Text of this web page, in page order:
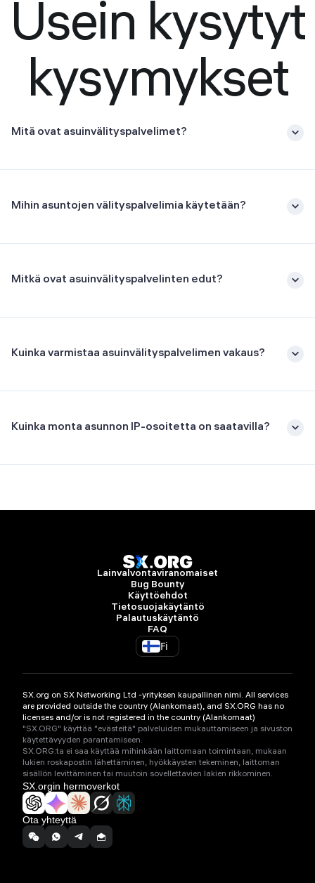
Usein kysytyt
kysymykset
Mitä ovat asuinvälityspalvelimet?
Mihin asuntojen välityspalvelimia käytetään?
Mitkä ovat asuinvälityspalvelinten edut?
Kuinka varmistaa asuinvälityspalvelimen vakaus?
Kuinka monta asunnon IP-osoitetta on saatavilla?
Lainvalvontaviranomaiset
Bug Bounty
Käyttöehdot
Tietosuojakäytäntö
Palautuskäytäntö
FAQ
Fi
SX.org on SX Networking Ltd -yrityksen kaupallinen nimi. All services
are provided outside the country (Alankomaat), and SX.ORG has no
licenses and/or is not registered in the country (Alankomaat)
"SX.ORG" käyttää "evästeitä" palveluiden mukauttamiseen ja sivuston
käytettävyyden parantamiseen.
SX.ORG:ta ei saa käyttää mihinkään laittomaan toimintaan, mukaan
lukien roskapostin lähettäminen, hyökkäysten tekeminen, laittoman
sisällön levittäminen tai muutoin sovellettavien lakien rikkominen.
SX.orgin hermoverkot
Ota yhteyttä